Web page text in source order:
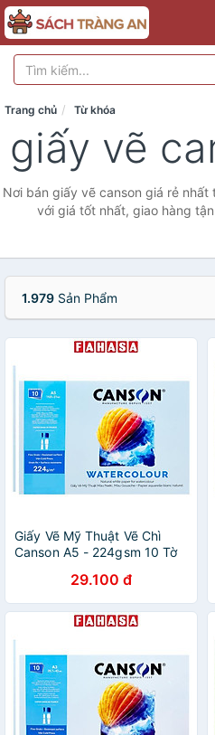
Trang chủ Từ khóa
giấy vẽ
Nơi bán giấy vẽ canson giá rẻ
với giá tốt nhất, giao hàng
1.979 Sản Phẩm
Giấy Vẽ Mỹ Thuật Vẽ Chì
Canson A5 - 224gsm 10 Tờ
29.100 đ